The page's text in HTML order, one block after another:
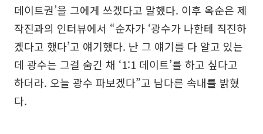
데이트권’을 그에게 쓰겠다고 말했다. 이후 옥순은 제
작진과의 인터뷰에서 “순자가 ‘광수가 나한테 직진하
겠다고 했다’고 얘기했다. 난 그 얘기를 다 알고 있는
데 광수는 그걸 숨긴 채 ‘1:1 데이트’를 하고 싶다고
하더라. 오늘 광수 파보겠다”고 남다른 속내를 밝혔
다.